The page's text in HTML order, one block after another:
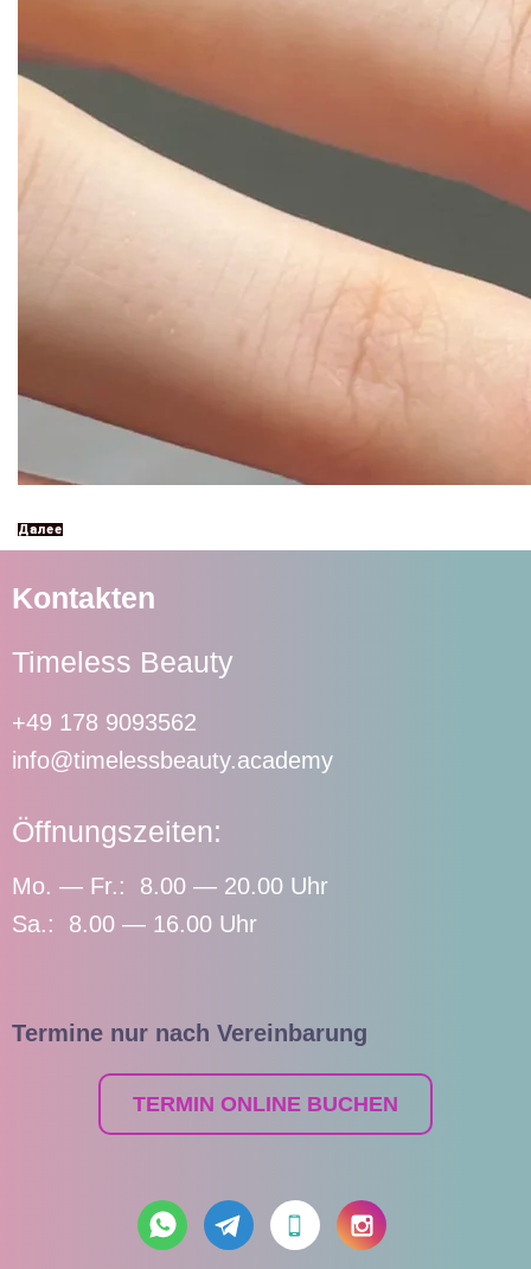
Далее
Kontakten
Timeless Beauty
+49 178 9093562
info@timelessbeauty.academy
Öffnungszeiten:
Mo. — Fr.: 8.00 — 20.00 Uhr
Sa.: 8.00 — 16.00 Uhr
Termine nur nach Vereinbarung
TERMIN ONLINE BUCHEN